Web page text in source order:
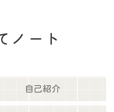
ノート
自己紹介